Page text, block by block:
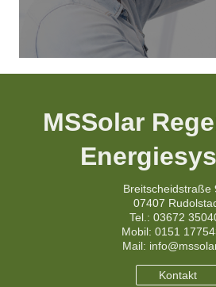
MSSolar
Breitscheidstraße
07407
Tel.: 03672
Mobil: 0151
Mail:
Kontakt